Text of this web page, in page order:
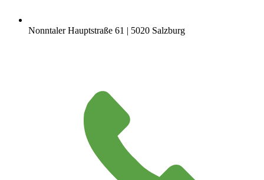
Nonntaler Hauptstraße 61 | 5020 Salzburg